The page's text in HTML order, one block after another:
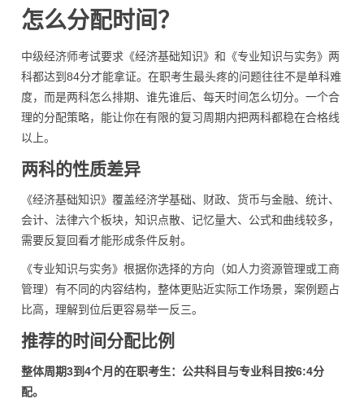
怎么分配时间？
中级经济师考试要求《经济基础知识》和《专业知识与实务》两
科都达到84分才能拿证。在职考生最头疼的问题往往不是单科难
度，而是两科怎么排期、谁先谁后、每天时间怎么切分。一个合
理的分配策略，能让你在有限的复习周期内把两科都稳在合格线
以上。
两科的性质差异
《经济基础知识》覆盖经济学基础、财政、货币与金融、统计、
会计、法律六个板块，知识点散、记忆量大、公式和曲线较多，
需要反复回看才能形成条件反射。
《专业知识与实务》根据你选择的方向（如人力资源管理或工商
管理）有不同的内容结构，整体更贴近实际工作场景，案例题占
比高，理解到位后更容易举一反三。
推荐的时间分配比例
整体周期3到4个月的在职考生：公共科目与专业科目按6:4分
配。